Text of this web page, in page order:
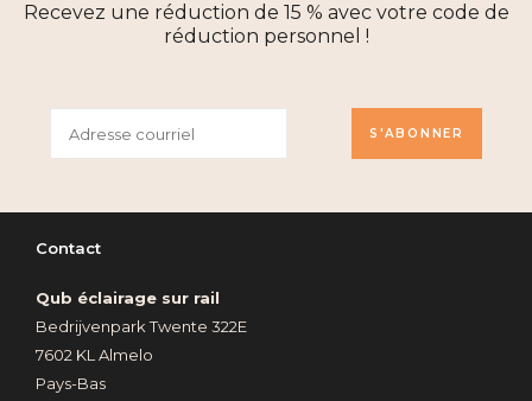
Recevez une réduction de 15 % avec votre code de
réduction personnel !
S'ABONNER
Contact
Qub éclairage sur rail
Bedrijvenpark Twente 322E
7602 KL Almelo
Pays-Bas